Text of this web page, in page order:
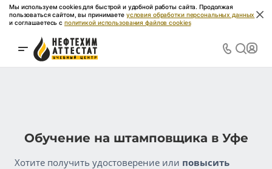
Мы используем cookies для быстрой и удобной работы сайта. Продолжая
пользоваться сайтом, вы принимаете условия обработки персональных данных
и соглашаетесь с политикой использования файлов cookies
Обучение на штамповщика в Уфе
Хотите получить удостоверение или повысить